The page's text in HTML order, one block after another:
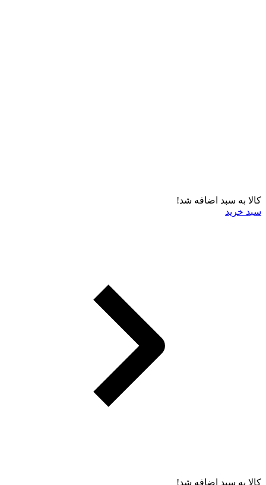
کالا به سبد اضافه شد!
سبد خرید
کالا به سبد اضافه شد!